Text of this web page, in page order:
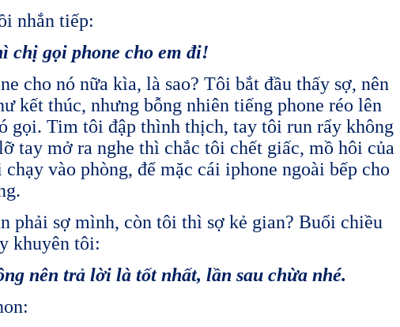
nhắn tiếp:
gọi phone cho em đi!
cho nó nữa kìa, là sao? Tôi bắt đầu thấy sợ, nên
kết thúc, nhưng bỗng nhiên tiếng phone réo lên
gọi. Tim tôi đập thình thịch, tay tôi run rẩy không
tay mở ra nghe thì chắc tôi chết giấc, mồ hôi của
vào phòng, để mặc cái iphone ngoài bếp cho
phải sợ mình, còn tôi thì sợ kẻ gian? Buổi chiều
khuyên tôi:
trả lời là tốt nhất, lần sau chừa nhé.